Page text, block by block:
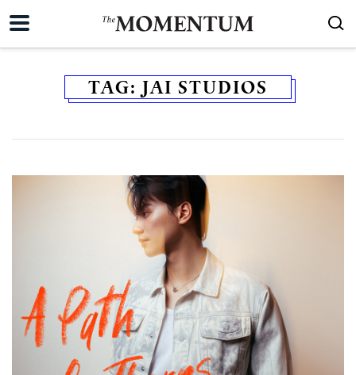
TAG: JAI STUDIOS